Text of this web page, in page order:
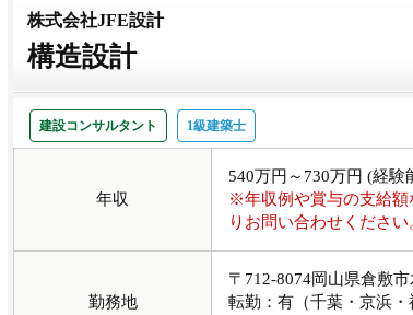
株式会社JFE設計
構造設計
建設コンサルタント 1級建築士
年収
540万円～730万円 (経験
※年収例や賞与の支給額
りお問い合わせください
勤務地
〒712-8074岡山県倉敷
転勤：有（千葉・京浜・